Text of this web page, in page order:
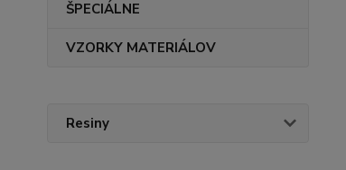
ŠPECIÁLNE
VZORKY MATERIÁLOV
Resiny